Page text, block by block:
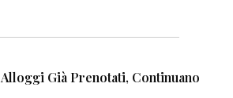
Già Prenotati, Continuano